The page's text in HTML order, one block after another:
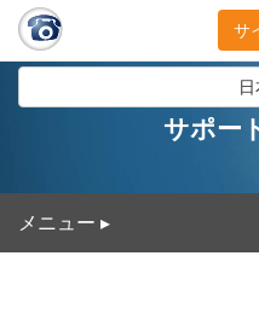
サ
サポー
メニュー ▸